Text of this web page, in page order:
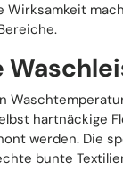
Wirksamkeit
hartnäckige
werden. Die
bunte